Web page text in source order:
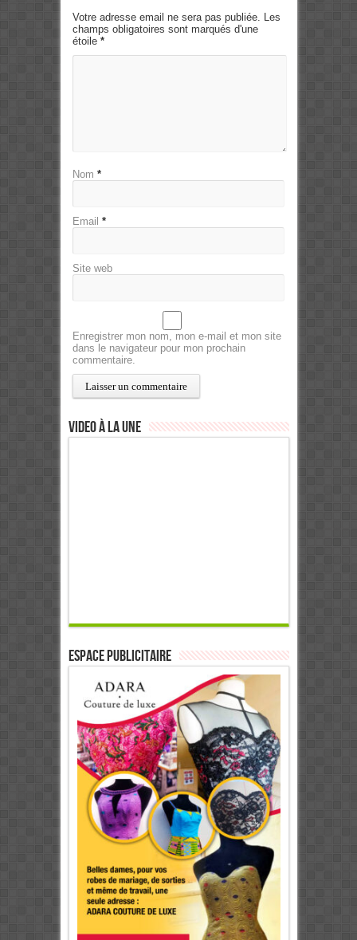
Votre adresse email ne sera pas publiée. Les
champs obligatoires sont marqués d'une
étoile *
Nom *
Email *
Site web
Enregistrer mon nom, mon e-mail et mon site
dans le navigateur pour mon prochain
commentaire.
Video à la Une
ESPACE PUBLICITAIRE